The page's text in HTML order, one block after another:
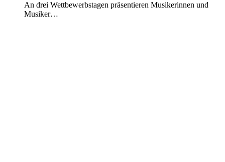
An drei Wettbewerbstagen präsentieren Musikerinnen und
Musiker…